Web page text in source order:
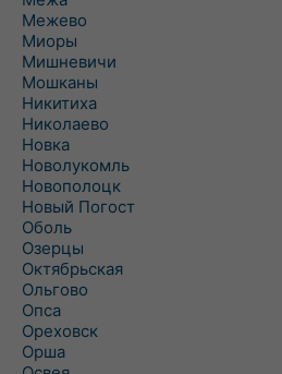
Межево
Миоры
Мишневичи
Мошканы
Никитиха
Николаево
Новка
Новолукомль
Новополоцк
Новый Погост
Оболь
Озерцы
Октябрьская
Ольгово
Опса
Ореховск
Орша